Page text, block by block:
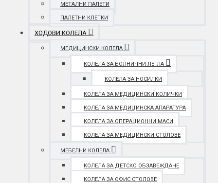
МЕТАЛНИ ПАЛЕТИ
ПАЛЕТНИ КЛЕТКИ
ХОДОВИ КОЛЕЛА
МЕДИЦИНСКИ КОЛЕЛА
КОЛЕЛА ЗА БОЛНИЧНИ ЛЕГЛА
КОЛЕЛА ЗА НОСИЛКИ
КОЛЕЛА ЗА МЕДИЦИНСКИ КОЛИЧКИ
КОЛЕЛА ЗА МЕДИЦИНСКА АПАРАТУРА
КОЛЕЛА ЗА ОПЕРАЦИОННИ МАСИ
КОЛЕЛА ЗА МЕДИЦИНСКИ СТОЛОВЕ
МЕБЕЛНИ КОЛЕЛА
КОЛЕЛА ЗА ДЕТСКО ОБЗАВЕЖДАНЕ
КОЛЕЛА ЗА ОФИС СТОЛОВЕ